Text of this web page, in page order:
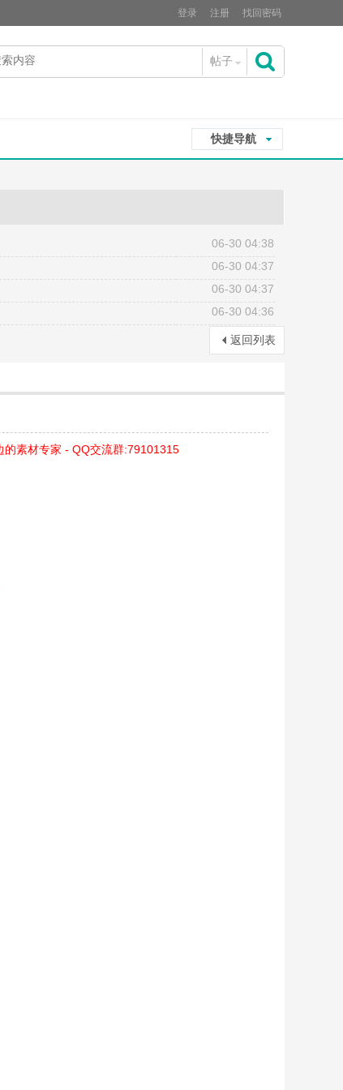
登录 注册 找回密码
帖子
索
快捷导航
06-30 04:38
06-30 04:37
06-30 04:37
06-30 04:36
返回列表
素材专家 - QQ交流群:79101315